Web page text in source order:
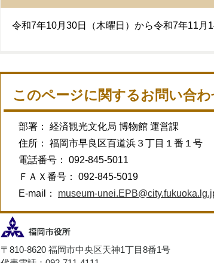
令和7年10月30日（木曜日）から令和7年11
このページに関するお問い合わ
部署： 経済観光文化局 博物館 運営課
住所： 福岡市早良区百道浜３丁目１番１号
電話番号： 092-845-5011
ＦＡＸ番号： 092-845-5019
E-mail： museum-
〒810-8620 福岡市中央区天神1丁目8番1号